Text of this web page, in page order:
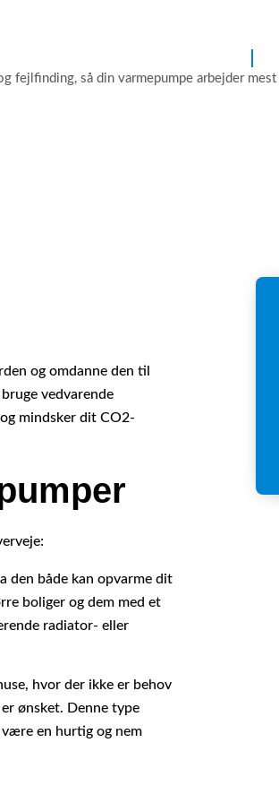
fejlfinding, så din varmepumpe arbejder
og omdanne den til
vedvarende
mindsker dit CO2-
den både kan opvarme dit
boliger og dem med et
radiator- eller
hvor der ikke er behov
ønsket. Denne type
en hurtig og nem